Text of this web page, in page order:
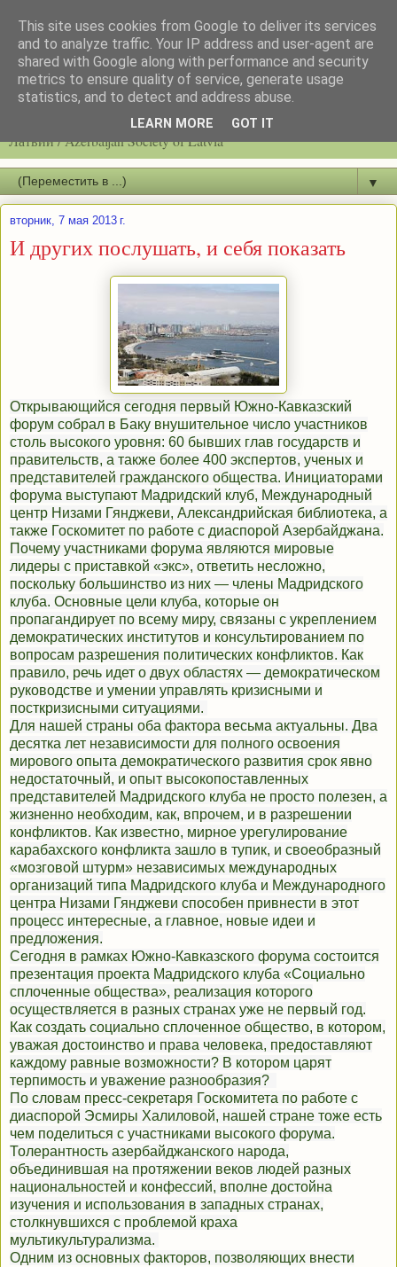
Latvijas azerbaidžāņu biedrību / Общество азербайджанцев
Латвии / Azerbaijan Society of Latvia
▼
вторник, 7 мая 2013 г.
И других послушать, и себя показать
Открывающийся сегодня первый Южно-Кавказский
форум собрал в Баку внушительное число участников
столь высокого уровня: 60 бывших глав государств и
правительств, а также более 400 экспертов, ученых и
представителей гражданского общества. Инициаторами
форума выступают Мадридский клуб, Международный
центр Низами Гянджеви, Александрийская библиотека, а
также Госкомитет по работе с диаспорой Азербайджана.
Почему участниками форума являются мировые
лидеры с приставкой «экс», ответить несложно,
поскольку большинство из них — члены Мадридского
клуба. Основные цели клуба, которые он
пропагандирует по всему миру, связаны с укреплением
демократических институтов и консультированием по
вопросам разрешения политических конфликтов. Как
правило, речь идет о двух областях — демократическом
руководстве и умении управлять кризисными и
посткризисными ситуациями.
Для нашей страны оба фактора весьма актуальны. Два
десятка лет независимости для полного освоения
мирового опыта демократического развития срок явно
недостаточный, и опыт высокопоставленных
представителей Мадридского клуба не просто полезен, а
жизненно необходим, как, впрочем, и в разрешении
конфликтов. Как известно, мирное урегулирование
карабахского конфликта зашло в тупик, и своеобразный
«мозговой штурм» независимых международных
организаций типа Мадридского клуба и Международного
центра Низами Гянджеви способен привнести в этот
процесс интересные, а главное, новые идеи и
предложения.
Сегодня в рамках Южно-Кавказского форума состоится
презентация проекта Мадридского клуба «Социально
сплоченные общества», реализация которого
осуществляется в разных странах уже не первый год.
Как создать социально сплоченное общество, в котором,
уважая достоинство и права человека, предоставляют
каждому равные возможности? В котором царят
терпимость и уважение разнообразия?
По словам пресс-секретаря Госкомитета по работе с
диаспорой Эсмиры Халиловой, нашей стране тоже есть
чем поделиться с участниками высокого форума.
Толерантность азербайджанского народа,
объединившая на протяжении веков людей разных
национальностей и конфессий, вполне достойна
изучения и использования в западных странах,
столкнувшихся с проблемой краха
мультикультурализма.
Одним из основных факторов, позволяющих внести
This site uses cookies from Google to deliver its services
and to analyze traffic. Your IP address and user-agent are
shared with Google along with performance and security
metrics to ensure quality of service, generate usage
statistics, and to detect and address abuse.
LEARN MORE GOT IT